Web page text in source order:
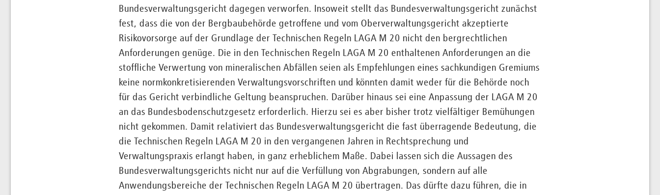
Bundesverwaltungsgericht dagegen verworfen. Insoweit stellt das Bundesverwaltungsgericht zunächst
fest, dass die von der Bergbaubehörde getroffene und vom Oberverwaltungsgericht akzeptierte
Risikovorsorge auf der Grundlage der Technischen Regeln LAGA M 20 nicht den bergrechtlichen
Anforderungen genüge. Die in den Technischen Regeln LAGA M 20 enthaltenen Anforderungen an die
stoffliche Verwertung von mineralischen Abfällen seien als Empfehlungen eines sachkundigen Gremiums
keine normkonkretisierenden Verwaltungsvorschriften und könnten damit weder für die Behörde noch
für das Gericht verbindliche Geltung beanspruchen. Darüber hinaus sei eine Anpassung der LAGA M 20
an das Bundesbodenschutzgesetz erforderlich. Hierzu sei es aber bisher trotz vielfältiger Bemühungen
nicht gekommen. Damit relativiert das Bundesverwaltungsgericht die fast überragende Bedeutung, die
die Technischen Regeln LAGA M 20 in den vergangenen Jahren in Rechtsprechung und
Verwaltungspraxis erlangt haben, in ganz erheblichem Maße. Dabei lassen sich die Aussagen des
Bundesverwaltungsgerichts nicht nur auf die Verfüllung von Abgrabungen, sondern auf alle
Anwendungsbereiche der Technischen Regeln LAGA M 20 übertragen. Das dürfte dazu führen, die in